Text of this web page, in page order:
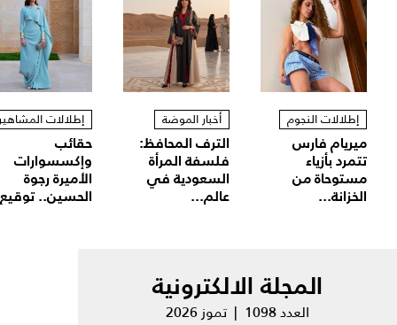
إطلالات النجوم
ميريام فارس
تتمرد بأزياء
مستوحاة من
الخزانة...
أخبار الموضة
الترف المحافظ:
فلسفة المرأة
السعودية في
عالم...
إطلالات
حقائب
وإكسسوارات
الأميرة رجوة
الحسين..
المجلة الالكترونية
العدد 1098 | تموز 2026